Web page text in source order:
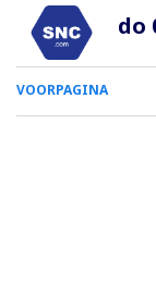
do
0
Smartphone
VOORPAGINA